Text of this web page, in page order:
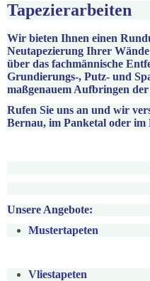
Tapezierarbeiten
Wir bieten Ihnen einen
Neutapezierung Ihrer
über das fachmännische
Grundierungs-, Putz- und
maßgenauem Aufbringen
Rufen Sie uns an und wir
Bernau, im Panketal oder
Unsere Angebote:
Mustertapeten
Vliestapeten